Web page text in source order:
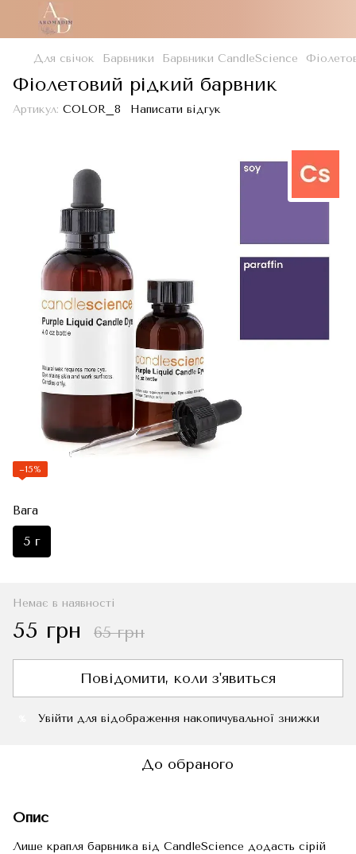
Для свічок Барвники Барвники CandleScience
Фіолетовий рідкий барвник
Артикул: COLOR_8 Написати відгук
−15%
Вага
5 г
Немає в наявності
55 грн 65 грн
Повідомити, коли з'явиться
Увійти для відображення накопичувальної знижки
До обраного
Опис
Лише крапля барвника від CandleScience додасть сірій